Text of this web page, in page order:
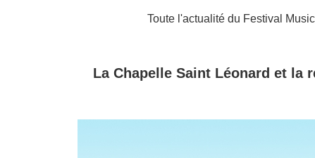
Toute l'actualité du Festival
La Chapelle Saint Léonard et la